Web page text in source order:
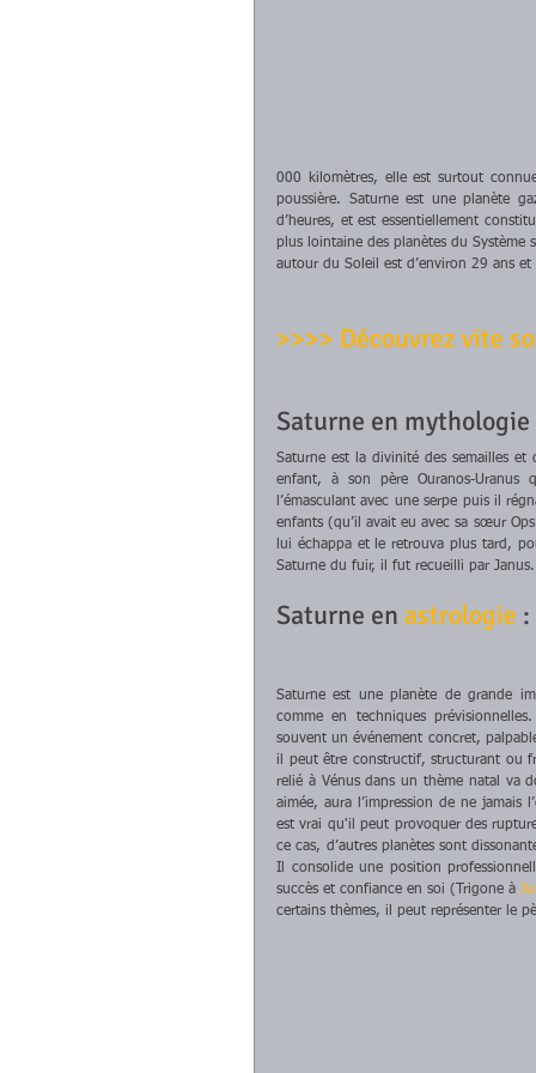
000 kilomètres, elle est surtout
poussière. Saturne est une planète
d’heures, et est essentiellement
plus lointaine des planètes du
autour du Soleil est d’environ 29 ans et
>>>> Découvrez vite
Saturne en
Saturne est la divinité des semailles
enfant, à son père Ouranos-
l’émasculant avec une serpe puis il
enfants (qu’il avait eu avec sa sœur
lui échappa et le retrouva plus tard,
Saturne du fuir, il fut recueilli par Janus.
Saturne en astrologie
Saturne est une planète de grande
comme en techniques
souvent un événement concret,
il peut être constructif, structurant ou
relié à Vénus dans un thème natal va
aimée, aura l’impression de ne
est vrai qu'il peut provoquer des
ce cas, d’autres planètes sont
Il consolide une position
succès et confiance en soi (Trigone à
certains thèmes, il peut représenter le